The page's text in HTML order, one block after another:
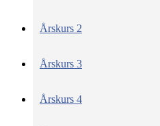
Årskurs 2
Årskurs 3
Årskurs 4